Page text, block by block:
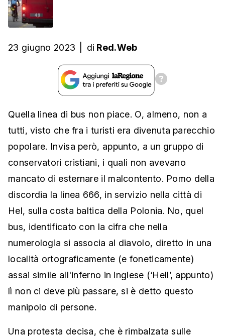
23 giugno 2023 di Red.Web
Quella linea di bus non piace. O, almeno, non a
tutti, visto che fra i turisti era divenuta parecchio
popolare. Invisa però, appunto, a un gruppo di
conservatori cristiani, i quali non avevano
mancato di esternare il malcontento. Pomo della
discordia la linea 666, in servizio nella città di
Hel, sulla costa baltica della Polonia. No, quel
bus, identificato con la cifra che nella
numerologia si associa al diavolo, diretto in una
località ortograficamente (e foneticamente)
assai simile all'inferno in inglese (‘Hell’, appunto)
lì non ci deve più passare, si è detto questo
manipolo di persone.
Una protesta decisa, che è rimbalzata sulle